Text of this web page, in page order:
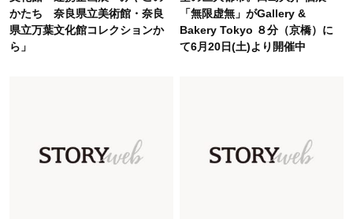
中村ゆりさん「40代になり、やっと“仕事以外の
幸福感”に目が向いた」ライフスタイルも、服も
Fashion 2026.5.29
かたち 奈良県立美術館・奈良
県立万葉文化館コレクションか
ら」
「無限虚無」がGallery &
Bakery Tokyo ８分（京橋）に
て6月20日(土)より開催中